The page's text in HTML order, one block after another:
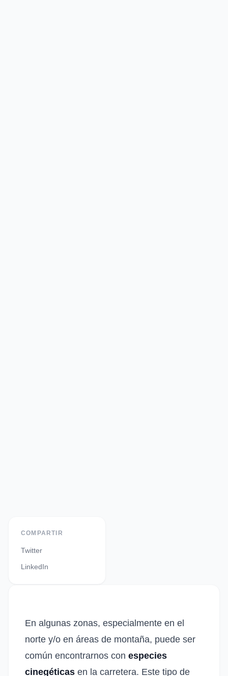
COMPARTIR
Twitter
LinkedIn
En algunas zonas, especialmente en el
norte y/o en áreas de montaña, puede ser
común encontrarnos con especies
cinegéticas en la carretera. Este tipo de